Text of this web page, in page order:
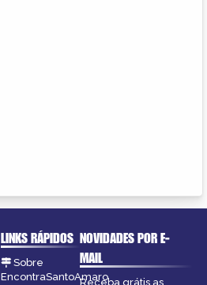
LINKS RÁPIDOS
Sobre
EncontraSantoAmaro
NOVIDADES POR E-
MAIL
Receba grátis as